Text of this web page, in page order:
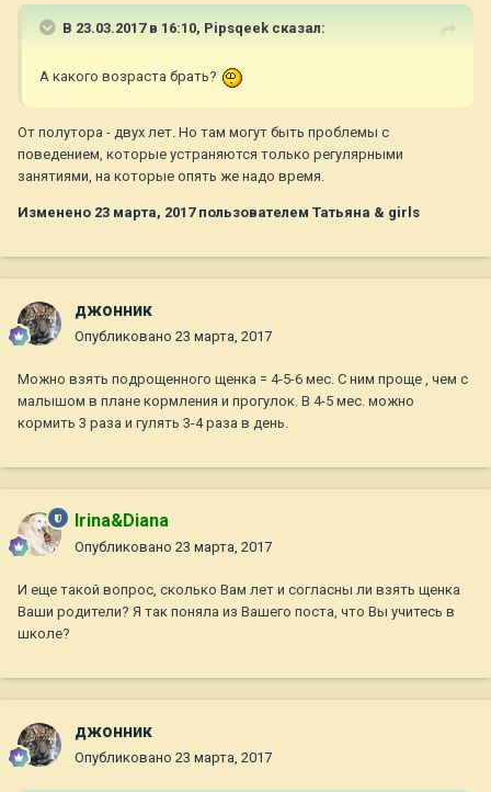
В 23.03.2017 в 16:10, Pipsqeek сказал:
А какого возраста брать?
От полутора - двух лет. Но там могут быть проблемы с
поведением, которые устраняются только регулярными
занятиями, на которые опять же надо время.
Изменено 23 марта, 2017пользователем Татьяна & girls
джонник
Опубликовано 23 марта, 2017
Можно взять подрощенного щенка = 4-5-6 мес. С ним проще , чем с
малышом в плане кормления и прогулок. В 4-5 мес. можно
кормить 3 раза и гулять 3-4 раза в день.
Irina&Diana
Опубликовано 23 марта, 2017
И еще такой вопрос, сколько Вам лет и согласны ли взять щенка
Ваши родители? Я так поняла из Вашего поста, что Вы учитесь в
школе?
джонник
Опубликовано 23 марта, 2017